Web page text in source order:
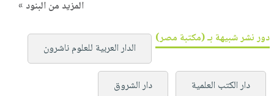
المزيد من البنود »
دور نشر شبيهة بـ (مكتبة مصر)
الدار العربية للعلوم ناشرون
دار الكتب العلمية دار الشروق